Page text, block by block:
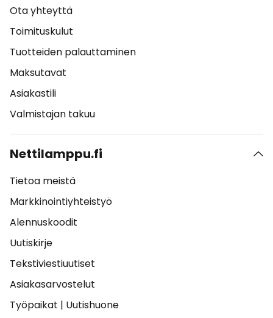
Ota yhteyttä
Toimituskulut
Tuotteiden palauttaminen
Maksutavat
Asiakastili
Valmistajan takuu
Nettilamppu.fi
Tietoa meistä
Markkinointiyhteistyö
Alennuskoodit
Uutiskirje
Tekstiviestiuutiset
Asiakasarvostelut
Työpaikat | Uutishuone